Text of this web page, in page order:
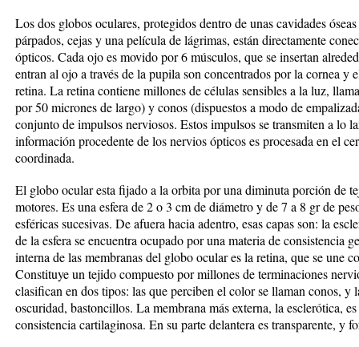
Los dos globos oculares, protegidos dentro de unas cavidades
párpados, cejas y una película de lágrimas, están directamente
ópticos. Cada ojo es movido por 6 músculos, que se insertan
entran al ojo a través de la pupila son concentrados por la cornea y
retina. La retina contiene millones de células sensibles a la luz,
por 50 micrones de largo) y conos (dispuestos a modo de
conjunto de impulsos nerviosos. Estos impulsos se transmiten a lo
información procedente de los nervios ópticos es procesada en el
coordinada.
El globo ocular esta fijado a la orbita por una diminuta porción de
motores. Es una esfera de 2 o 3 cm de diámetro y de 7 a 8 gr de
esféricas sucesivas. De afuera hacia adentro, esas capas son: la
de la esfera se encuentra ocupado por una materia de consistencia
interna de las membranas del globo ocular es la retina, que se une
Constituye un tejido compuesto por millones de terminaciones
clasifican en dos tipos: las que perciben el color se llaman conos,
oscuridad, bastoncillos. La membrana más externa, la esclerótica,
consistencia cartilaginosa. En su parte delantera es transparente, y